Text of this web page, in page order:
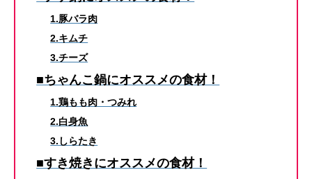
1.豚バラ肉
2.キムチ
3.チーズ
■ちゃんこ鍋にオススメの食材！
1.鶏もも肉・つみれ
2.白身魚
3.しらたき
■すき焼きにオススメの食材！